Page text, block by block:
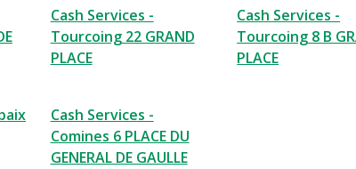
Cash Services -
Tourcoing 22 GRAND
PLACE
Cash Services -
Tourcoing 8 B
PLACE
Cash Services -
Comines 6 PLACE DU
GENERAL DE GAULLE